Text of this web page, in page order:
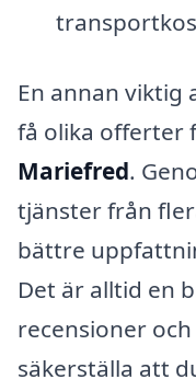
En annan viktig
få olika offerter
Mariefred.
tjänster från
bättre
Det är alltid en
recensioner
säkerställa att